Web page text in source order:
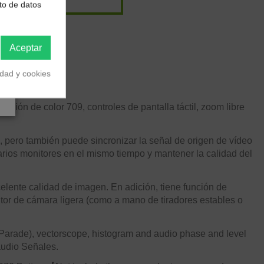
de color 709, controles de pantalla táctil, zoom libre
también puede sincronizar la señal de origen de vídeo
monitores en el mismo tiempo y mantener la calidad del
calidad de imagen. En adición, tiene función de
de cámara ligera (como a mano de tiradores estables o
vectorscope, histogram and audio phase and level
Señales.
de datos
Aceptar
y cookies